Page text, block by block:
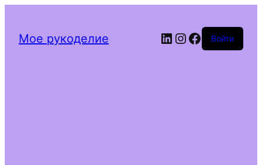
Мое рукоделие Войти